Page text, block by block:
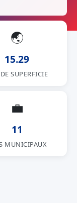
🌏
15.29
SUPERFICIE
💼
11
MUNICIPAUX